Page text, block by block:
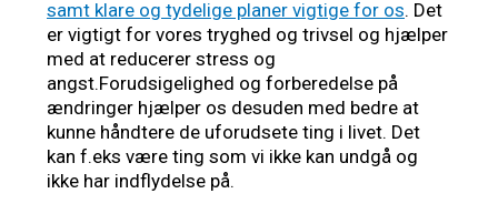
samt klare og tydelige planer vigtige for os. Det
er vigtigt for vores tryghed og trivsel og hjælper
med at reducerer stress og
angst.Forudsigelighed og forberedelse på
ændringer hjælper os desuden med bedre at
kunne håndtere de uforudsete ting i livet. Det
kan f.eks være ting som vi ikke kan undgå og
ikke har indflydelse på.